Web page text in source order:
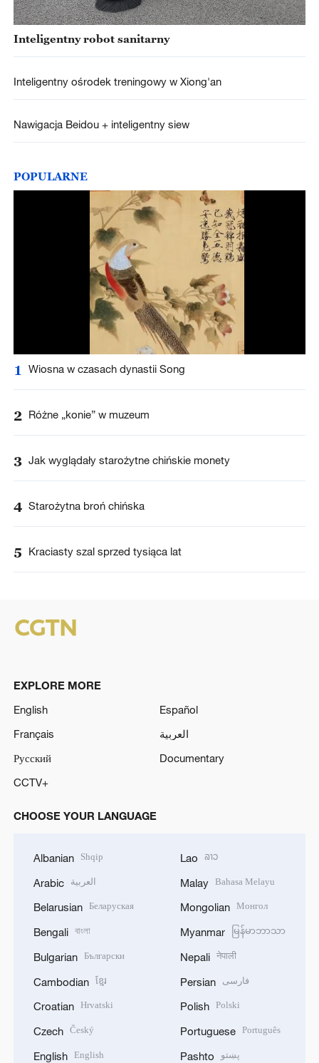
Inteligentny robot sanitarny
Inteligentny ośrodek treningowy w Xiong'an
Nawigacja Beidou + inteligentny siew
POPULARNE
1 Wiosna w czasach dynastii Song
2 Różne „konie” w muzeum
3 Jak wyglądały starożytne chińskie monety
4 Starożytna broń chińska
5 Kraciasty szal sprzed tysiąca lat
EXPLORE MORE
English
Español
Français
العربية
Русский
Documentary
CCTV+
CHOOSE YOUR LANGUAGE
Albanian Shqip
Arabic العربية
Belarusian Беларуская
Bengali বাংলা
Bulgarian Български
Cambodian ខ្មែរ
Croatian Hrvatski
Czech Český
English English
Lao ລາວ
Malay Bahasa Melayu
Mongolian Монгол
Myanmar မြန်မာဘာသာ
Nepali नेपाली
Persian فارسی
Polish Polski
Portuguese Português
Pashto پښتو